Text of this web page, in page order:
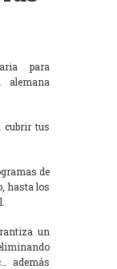
para
alemana
cubrir tus
de
hasta los
un
además